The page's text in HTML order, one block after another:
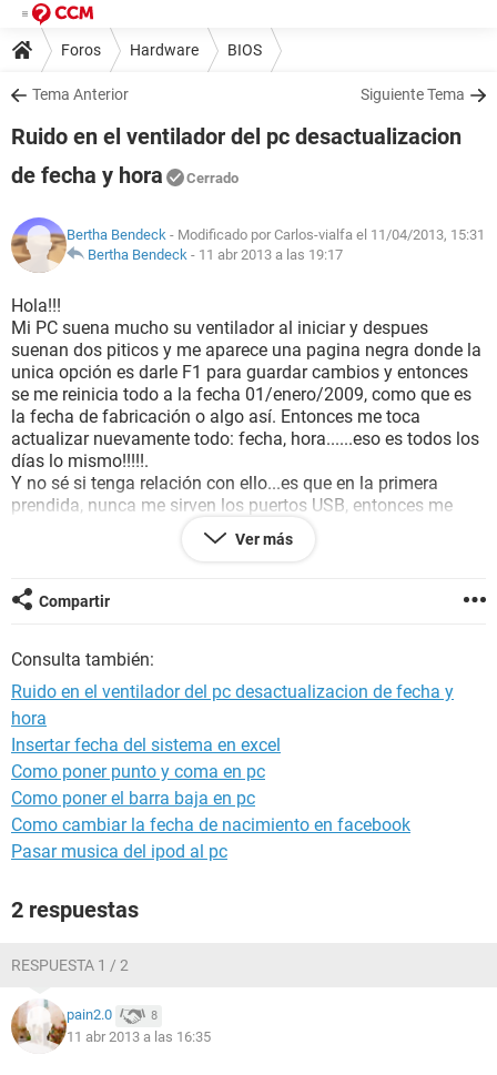
Foros Hardware BIOS
Tema Anterior Siguiente Tema
Ruido en el ventilador del pc desactualizacion
de fecha y hora
Cerrado
Bertha Bendeck - Modificado por Carlos-vialfa el 11/04/2013, 15:31
Bertha Bendeck - 11 abr 2013 a las 19:17
Hola!!!
Mi PC suena mucho su ventilador al iniciar y despues
suenan dos piticos y me aparece una pagina negra donde la
unica opción es darle F1 para guardar cambios y entonces
se me reinicia todo a la fecha 01/enero/2009, como que es
la fecha de fabricación o algo así. Entonces me toca
actualizar nuevamente todo: fecha, hora......eso es todos los
días lo mismo!!!!!.
Y no sé si tenga relación con ello...es que en la primera
prendida, nunca me sirven los puertos USB, entonces me
toca apagar todo, desconectar, volver a conectar y listo...asi
si me deja utilizar camara, impresora y todo lo que sea por
Auxiliooooooooooooo ayudenme, es grave????
Gracias.
Ver más
Compartir
Consulta también:
Ruido en el ventilador del pc desactualizacion de fecha y
hora
Insertar fecha del sistema en excel
Como poner punto y coma en pc
Como poner el barra baja en pc
Como cambiar la fecha de nacimiento en facebook
Pasar musica del ipod al pc
2 respuestas
RESPUESTA 1 / 2
pain2.0 8
11 abr 2013 a las 16:35